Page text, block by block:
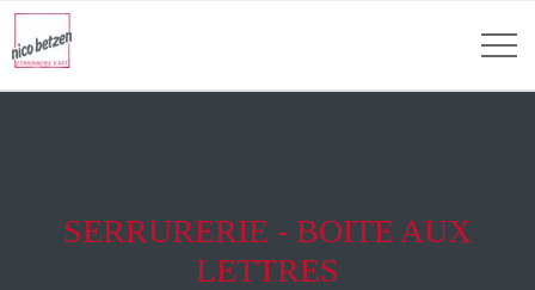
SERRURERIE - BOITE AUX
LETTRES